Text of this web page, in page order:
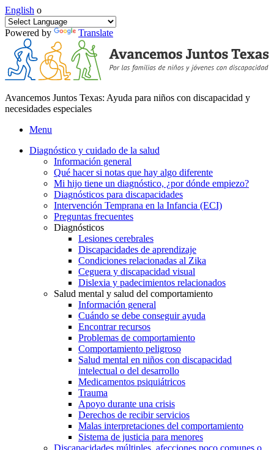
English o
Powered by Translate
Avancemos Juntos Texas: Ayuda para niños con discapacidad y
necesidades especiales
Menu
Diagnóstico y cuidado de la salud
Información general
Qué hacer si notas que hay algo diferente
Mi hijo tiene un diagnóstico, ¿por dónde empiezo?
Diagnósticos para discapacidades
Intervención Temprana en la Infancia (ECI)
Preguntas frecuentes
Diagnósticos
Lesiones cerebrales
Discapacidades de aprendizaje
Condiciones relacionadas al Zika
Ceguera y discapacidad visual
Dislexia y padecimientos relacionados
Salud mental y salud del comportamiento
Información general
Cuándo se debe conseguir ayuda
Encontrar recursos
Problemas de comportamiento
Comportamiento peligroso
Salud mental en niños con discapacidad
intelectual o del desarrollo
Medicamentos psiquiátricos
Trauma
Apoyo durante una crisis
Derechos de recibir servicios
Malas interpretaciones del comportamiento
Sistema de justicia para menores
Discapacidades múltiples, afecciones poco comunes o